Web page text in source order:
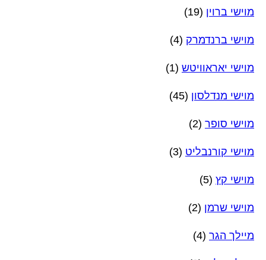
מוישי ברוין (19)
מוישי ברנדמרק (4)
מוישי יאראוויטש (1)
מוישי מנדלסון (45)
מוישי סופר (2)
מוישי קורנבליט (3)
מוישי קץ (5)
מוישי שרמן (2)
מיילך הגר (4)